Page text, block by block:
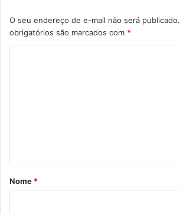
O seu endereço de e-mail não será publicado.
obrigatórios são marcados com *
r
Nome *